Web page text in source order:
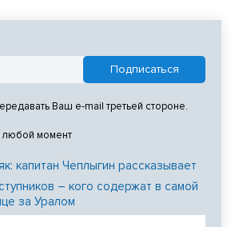
Ваш e-mail третьей стороне.
любой момент
капитан Чеплыгин рассказывает
– кого содержат в самой
за Уралом